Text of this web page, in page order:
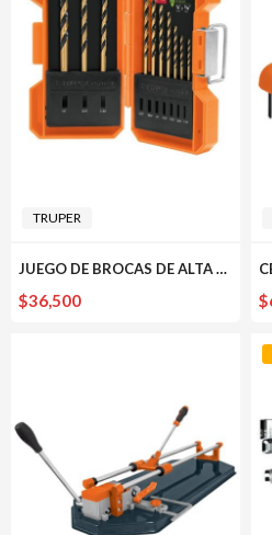
TRUPER
JUEGO DE BROCAS DE ALTA VELOCIDAD 10 PIEZAS TRUPER
$36,500 $